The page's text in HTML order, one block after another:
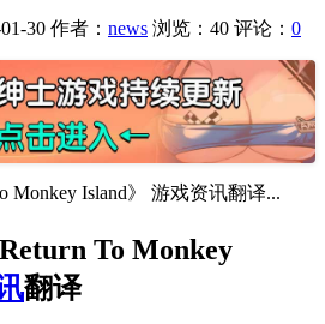
30 作者： news 浏览：40 评论： 0
Monkey Island》 游戏资讯翻译...
To Monkey
翻译